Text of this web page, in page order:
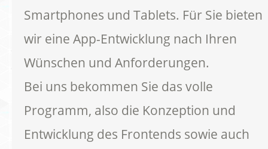
Smartphones und Tablets. Für Sie bieten
wir eine App-Entwicklung nach Ihren
Wünschen und Anforderungen.
Bei uns bekommen Sie das volle
Programm, also die Konzeption und
Entwicklung des Frontends sowie auch